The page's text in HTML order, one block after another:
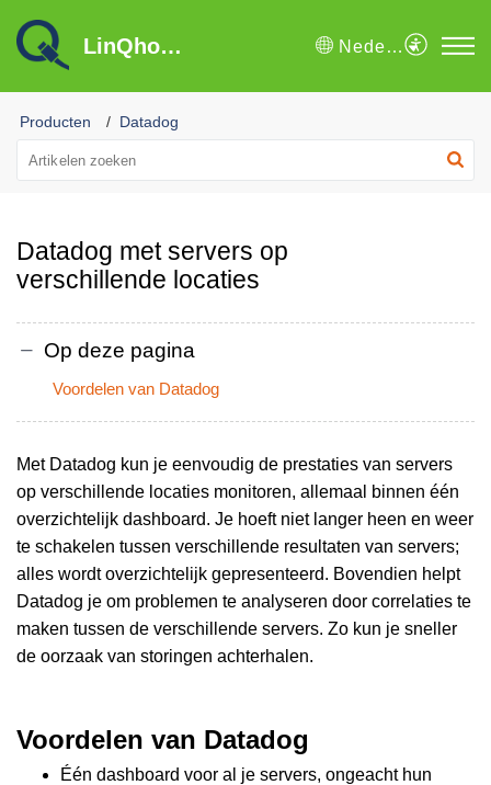
LinQhost B.V. Kennisbank Nederlands
Producten Datadog
Datadog met servers op
verschillende locaties
Op deze pagina
Voordelen van Datadog
Met Datadog kun je eenvoudig de prestaties van servers
op verschillende locaties monitoren, allemaal binnen één
overzichtelijk dashboard. Je hoeft niet langer heen en weer
te schakelen tussen verschillende resultaten van servers;
alles wordt overzichtelijk gepresenteerd. Bovendien helpt
Datadog je om problemen te analyseren door correlaties te
maken tussen de verschillende servers. Zo kun je sneller
de oorzaak van storingen achterhalen.
Voordelen van Datadog
Één dashboard voor al je servers, ongeacht hun